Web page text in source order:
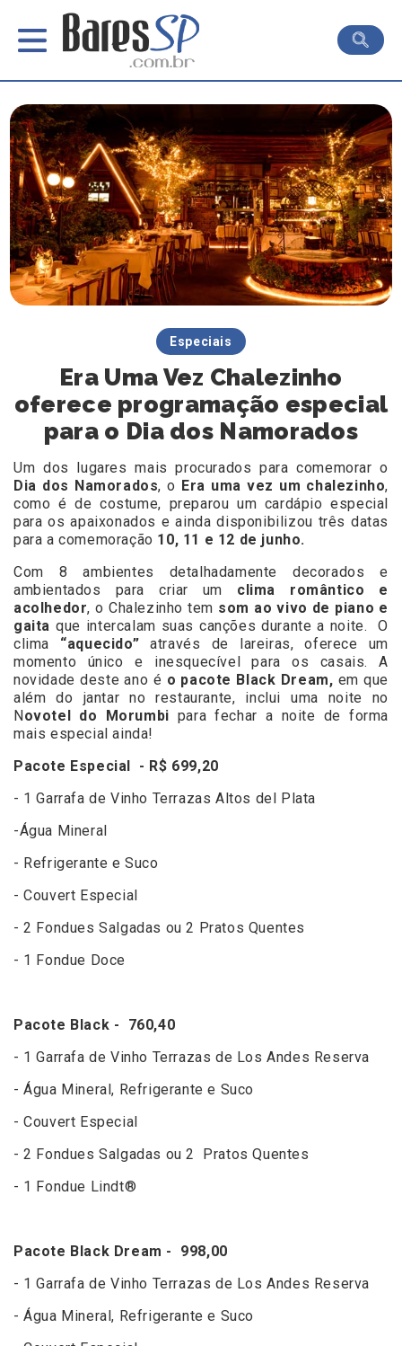
Especiais
Era Uma Vez Chalezinho
oferece programação especial
para o Dia dos Namorados
Um dos lugares mais procurados para comemorar o
Dia dos Namorados, o Era uma vez um chalezinho,
como é de costume, preparou um cardápio especial
para os apaixonados e ainda disponibilizou três datas
para a comemoração 10, 11 e 12 de junho.
Com 8 ambientes detalhadamente decorados e
ambientados para criar um clima romântico e
acolhedor, o Chalezinho tem som ao vivo de piano e
gaita que intercalam suas canções durante a noite. O
clima “aquecido” através de lareiras, oferece um
momento único e inesquecível para os casais. A
novidade deste ano é o pacote Black Dream, em que
além do jantar no restaurante, inclui uma noite no
N ovotel do Morumbi para fechar a noite de forma
mais especial ainda!
Pacote Especial - R$ 699,20
- 1 Garrafa de Vinho Terrazas Altos del Plata
-Água Mineral
- Refrigerante e Suco
- Couvert Especial
- 2 Fondues Salgadas ou 2 Pratos Quentes
- 1 Fondue Doce
Pacote Black - 760,40
- 1 Garrafa de Vinho Terrazas de Los Andes Reserva
- Água Mineral, Refrigerante e Suco
- Couvert Especial
- 2 Fondues Salgadas ou 2 Pratos Quentes
- 1 Fondue Lindt®
Pacote Black Dream - 998,00
- 1 Garrafa de Vinho Terrazas de Los Andes Reserva
- Água Mineral, Refrigerante e Suco